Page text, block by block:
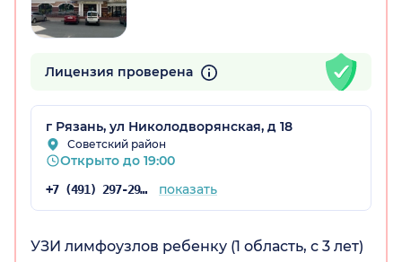
Лицензия проверена
г Рязань, ул Николодворянская, д 18
Советский район
Открыто до 19:00
+7 (491) 297-29-76 показать
УЗИ лимфоузлов ребенку (1 область, с 3 лет)